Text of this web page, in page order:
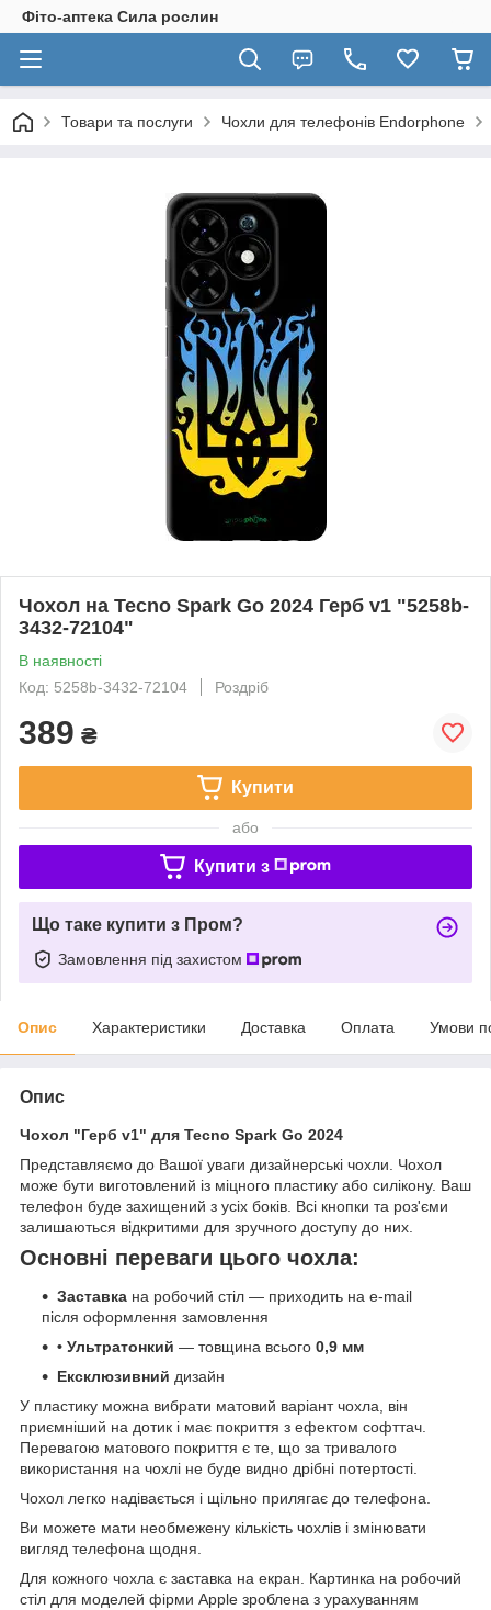
Фіто-аптека Сила рослин
Товари та послуги Чохли для телефонів Endorphone
Чохол на Tecno Spark Go 2024 Герб v1 "5258b-
3432-72104"
В наявності
Код: 5258b-3432-72104
Роздріб
389 ₴
Купити
або
Купити з
Що таке купити з Пром?
Замовлення під захистом
Опис Характеристики Доставка Оплата Умови
Опис
Чохол "Герб v1" для Tecno Spark Go 2024
Представляємо до Вашої уваги дизайнерські чохли. Чохол
може бути виготовлений із міцного пластику або силікону. Ваш
телефон буде захищений з усіх боків. Всі кнопки та роз'єми
залишаються відкритими для зручного доступу до них.
Основні переваги цього чохла:
Заставка на робочий стіл — приходить на e-mail
після оформлення замовлення
• Ультратонкий — товщина всього 0,9 мм
Ексклюзивний дизайн
У пластику можна вибрати матовий варіант чохла, він
приємніший на дотик і має покриття з ефектом софттач.
Перевагою матового покриття є те, що за тривалого
використання на чохлі не буде видно дрібні потертості.
Чохол легко надівається і щільно прилягає до телефона.
Ви можете мати необмежену кількість чохлів і змінювати
вигляд телефона щодня.
Для кожного чохла є заставка на екран. Картинка на робочий
стіл для моделей фірми Apple зроблена з урахуванням